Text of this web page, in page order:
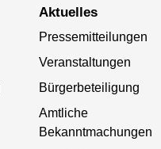
Aktuelles
Pressemitteilungen
Veranstaltungen
Bürgerbeteiligung
Amtliche
Bekanntmachungen